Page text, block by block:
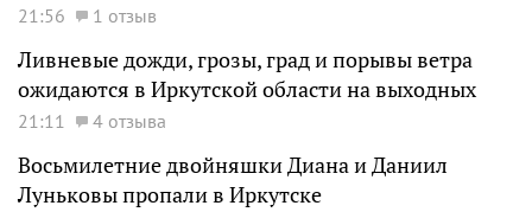
21:56 1 отзыв
Ливневые дожди, грозы, град и порывы ветра
ожидаются в Иркутской области на выходных
21:11 4 отзыва
Восьмилетние двойняшки Диана и Даниил
Луньковы пропали в Иркутске